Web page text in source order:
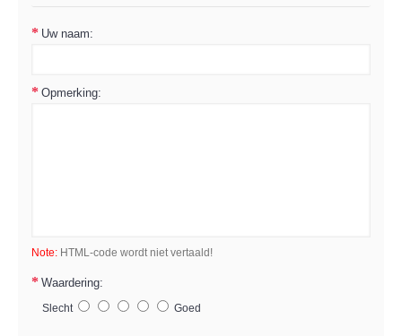
Uw naam:
Opmerking:
Note: HTML-code wordt niet vertaald!
Waardering:
Slecht Goed